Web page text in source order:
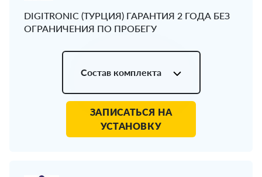
DIGITRONIC (ТУРЦИЯ) ГАРАНТИЯ 2 ГОДА БЕЗ
ОГРАНИЧЕНИЯ ПО ПРОБЕГУ
Состав комплекта
ЗАПИСАТЬСЯ НА
УСТАНОВКУ